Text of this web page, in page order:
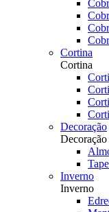
Cortina
Cortina
Decoração
Decoração
Inverno
Inverno